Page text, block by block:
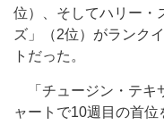
位）、そしてハリー・
ズ」（2位）がランク
トだった。
「チュージン・テキ
ャートで10週目の首位